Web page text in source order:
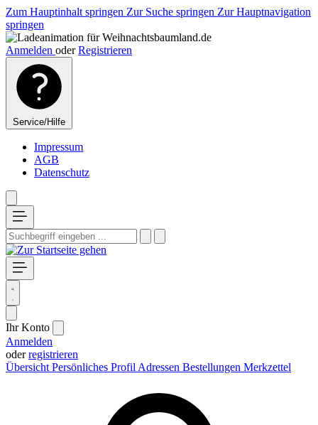
Zum Hauptinhalt springen Zur Suche springen Zur Hauptnavigation
springen
Anmelden oder Registrieren
Service/Hilfe
Impressum
AGB
Datenschutz
Ihr Konto
Anmelden
oderregistrieren
Übersicht Persönliches Profil Adressen Bestellungen Merkzettel